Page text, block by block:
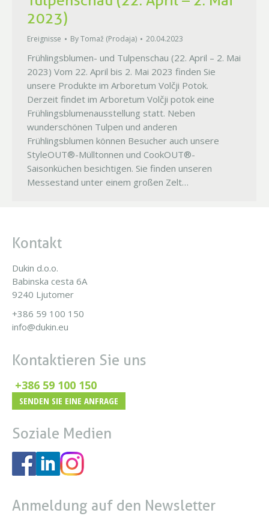
2023)
Ereignisse ByTomaž (Prodaja) 20.04.2023
Frühlingsblumen- und Tulpenschau (22. April – 2. Mai
2023) Vom 22. April bis 2. Mai 2023 finden Sie
unsere Produkte im Arboretum Volčji Potok.
Derzeit findet im Arboretum Volčji potok eine
Frühlingsblumenausstellung statt. Neben
wunderschönen Tulpen und anderen
Frühlingsblumen können Besucher auch unsere
StyleOUT®-Mülltonnen und CookOUT®-
Saisonküchen besichtigen. Sie finden unseren
Messestand unter einem großen Zelt…
Kontakt
Dukin d.o.o.
Babinska cesta 6A
9240 Ljutomer
+386 59 100 150
info@dukin.eu
Kontaktieren Sie uns
+386 59 100 150
SENDEN SIE EINE ANFRAGE
Soziale Medien
Anmeldung auf den Newsletter